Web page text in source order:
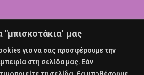
"μπισκοτάκια" μας
για να σας προσφέρουμε την
στη σελίδα μας. Εάν
τη σελίδα, θα υποθέσουμε